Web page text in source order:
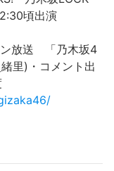
頃出演
放送 「乃木坂4
里)・コメント出